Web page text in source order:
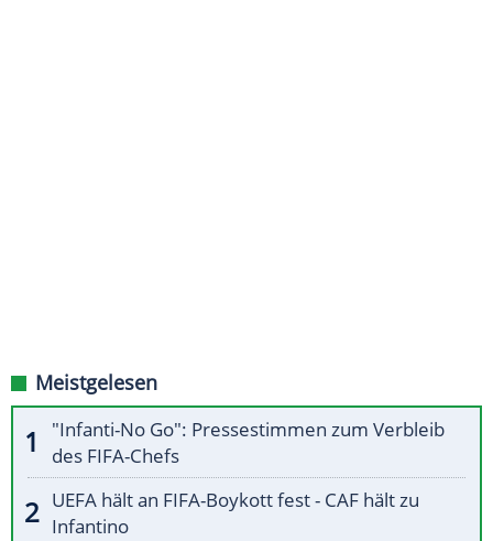
Meistgelesen
"Infanti-No Go": Pressestimmen zum Verbleib
des FIFA-Chefs
UEFA hält an FIFA-Boykott fest - CAF hält zu
Infantino